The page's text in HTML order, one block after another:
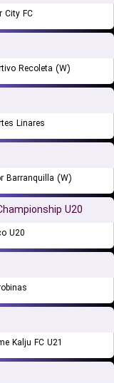
City FC
Recoleta (W)
Linares
Barranquilla (W)
U20
U20
Kalju FC U21